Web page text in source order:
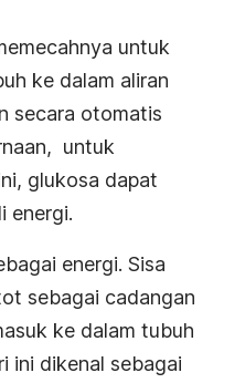
untuk
ke dalam aliran
secara otomatis
untuk
glukosa dapat
energi.
energi. Sisa
sebagai cadangan
ke dalam tubuh
ini dikenal sebagai